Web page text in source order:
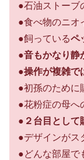
●石油ストーブ
●食べ物のニオ
●飼っているペ
●音もかなり静
●操作が複雑で
●初孫のために
●花粉症の母へ
● ２台目として
●デザインがス
●どんな部屋で